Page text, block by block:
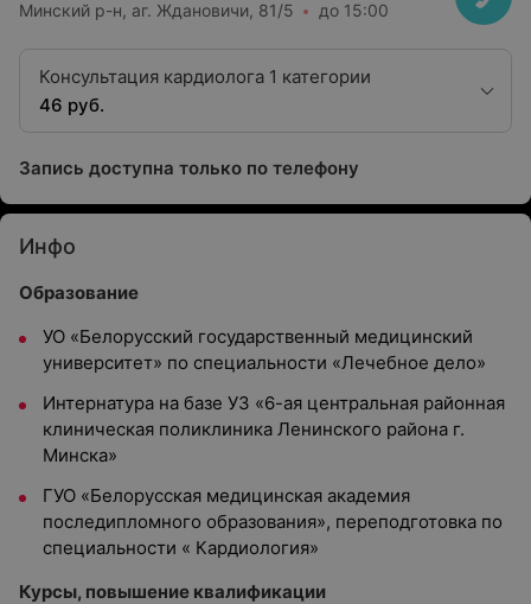
Минский р-н, аг. Ждановичи, 81/5 до 15:00
Консультация кардиолога 1 категории
46 руб.
Запись доступна только по телефону
Инфо
Образование
УО «Белорусский государственный медицинский
университет» по специальности «Лечебное дело»
Интернатура на базе УЗ «6-ая центральная районная
клиническая поликлиника Ленинского района г.
Минска»
ГУО «Белорусская медицинская академия
последипломного образования», переподготовка по
специальности « Кардиология»
Курсы, повышение квалификации